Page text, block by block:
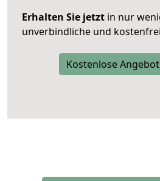
Erhalten Sie jetzt in nur
unverbindliche und
Kostenlose